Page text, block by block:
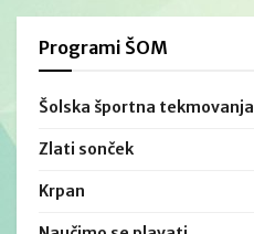
Programi ŠOM
Šolska športna tekmovanja
Zlati sonček
Krpan